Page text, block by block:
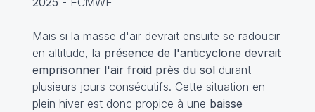
Mais si la masse d'air devrait ensuite se radoucir
en altitude, la présence de l'anticyclone devrait
emprisonner l'air froid près du sol durant
plusieurs jours consécutifs. Cette situation en
plein hiver est donc propice à une baisse